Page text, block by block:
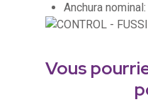
Anchura
Vous